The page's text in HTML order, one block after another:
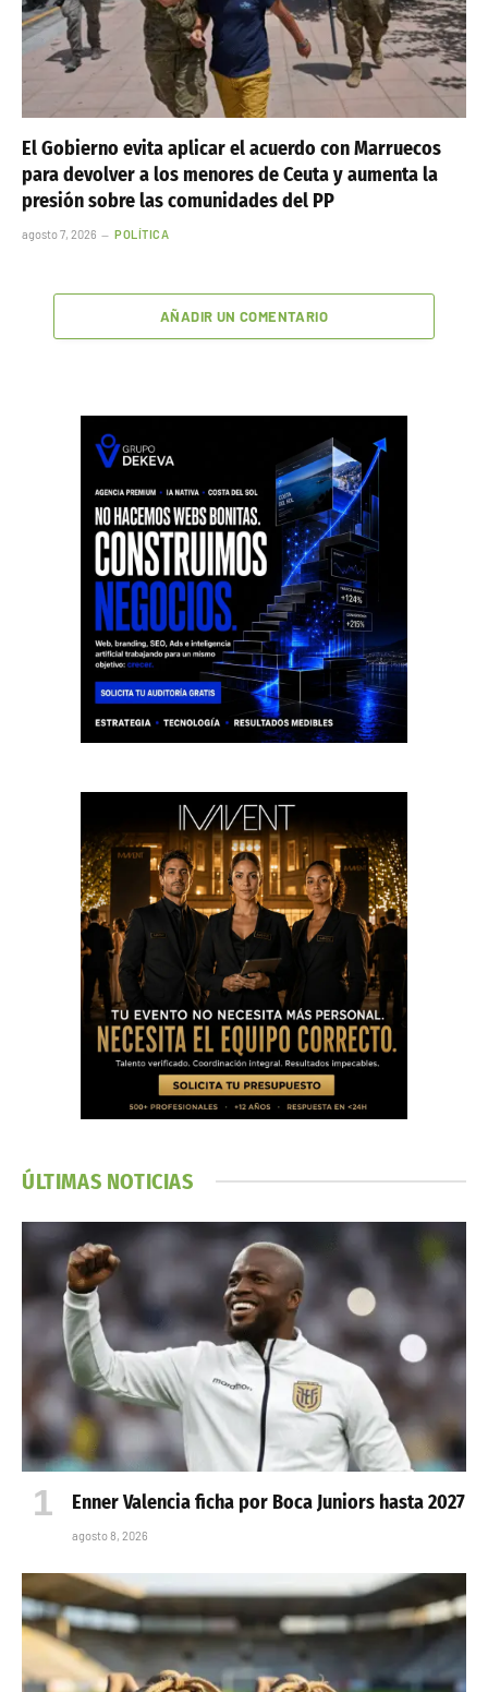
El Gobierno evita aplicar el acuerdo con Marruecos
para devolver a los menores de Ceuta y aumenta la
presión sobre las comunidades del PP
agosto 7, 2026 POLÍTICA
AÑADIR UN COMENTARIO
ÚLTIMAS NOTICIAS
Enner Valencia ficha por Boca Juniors hasta 2027
agosto 8, 2026